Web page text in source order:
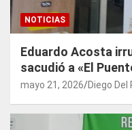
NOTICIAS
Eduardo Acosta
sacudió a «El
mayo 21, 2026 Diego Del